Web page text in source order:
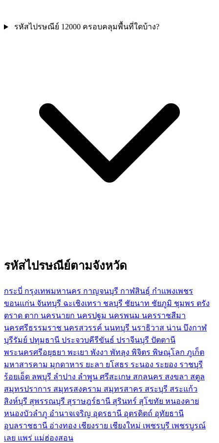
รหัสไปรษณีย์ 12000 ครอบคลุมพื้นที่ใดบ้าง?
รหัสไปรษณีย์ตามจังหวัด
กระบี่ กรุงเทพมหานคร กาญจนบุรี กาฬสินธุ์ กำแพงเพชร
ขอนแก่น จันทบุรี ฉะเชิงเทรา ชลบุรี ชัยนาท ชัยภูมิ ชุมพร ตรัง
ตราด ตาก นครนายก นครปฐม นครพนม นครราชสีมา
นครศรีธรรมราช นครสวรรค์ นนทบุรี นราธิวาส น่าน บึงกาฬ
บุรีรัมย์ ปทุมธานี ประจวบคีรีขันธ์ ปราจีนบุรี ปัตตานี
พระนครศรีอยุธยา พะเยา พังงา พัทลุง พิจิตร พิษณุโลก ภูเก็ต
มหาสารคาม มุกดาหาร ยะลา ยโสธร ระนอง ระยอง ราชบุรี
ร้อยเอ็ด ลพบุรี ลำปาง ลำพูน ศรีสะเกษ สกลนคร สงขลา สตูล
สมุทรปราการ สมุทรสงคราม สมุทรสาคร สระบุรี สระแก้ว
สิงห์บุรี สุพรรณบุรี สุราษฎร์ธานี สุรินทร์ สุโขทัย หนองคาย
หนองบัวลำภู อำนาจเจริญ อุดรธานี อุตรดิตถ์ อุทัยธานี
อุบลราชธานี อ่างทอง เชียงราย เชียงใหม่ เพชรบุรี เพชรบูรณ์
เลย แพร่ แม่ฮ่องสอน